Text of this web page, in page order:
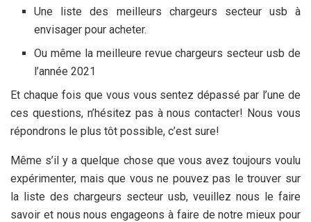
Une liste des meilleurs chargeurs secteur usb à
envisager pour acheter.
Ou même la meilleure revue chargeurs secteur usb de
l’année 2021
Et chaque fois que vous vous sentez dépassé par l’une de
ces questions, n’hésitez pas à nous contacter! Nous vous
répondrons le plus tôt possible, c’est sure!
Même s’il y a quelque chose que vous avez toujours voulu
expérimenter, mais que vous ne pouvez pas le trouver sur
la liste des chargeurs secteur usb, veuillez nous le faire
savoir et nous nous engageons à faire de notre mieux pour